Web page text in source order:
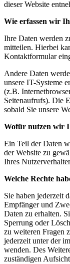
dieser Website
Wie erfassen wir
Ihre Daten werden
mitteilen. Hierbei
Kontaktformular
Andere Daten
unsere IT-Systeme
(z.B.
Seitenaufrufs). Die
sobald Sie unsere
Wofür nutzen wir
Ein Teil der Daten
der Website zu
Ihres
Welche Rechte
Sie haben jederzeit
Empfänger und
Daten zu erhalten.
Sperrung oder
zu weiteren Fragen
jederzeit unter der
wenden. Des
zuständigen